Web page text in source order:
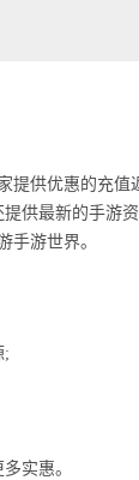
提供优惠的充
供最新的手游
手游世界。
;
实惠。